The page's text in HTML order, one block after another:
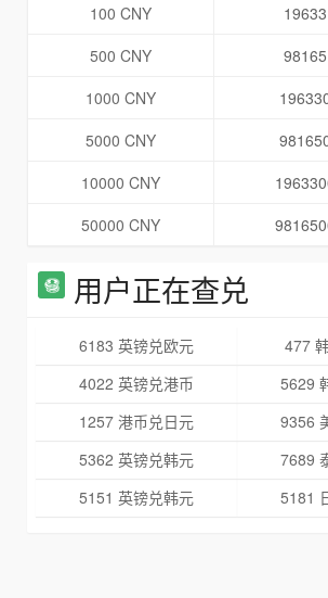
100 CNY
500 CNY
1000 CNY
5000 CNY
10000 CNY
50000 CNY
用户正在查兑
6183 英镑兑欧元 477
4022 英镑兑港币
5629
1257 港币兑日元
9356
5362 英镑兑韩元
7689
5151 英镑兑韩元
5181